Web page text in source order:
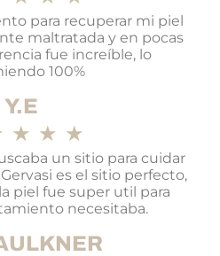
para recuperar mi piel
maltratada y en pocas
fue increíble, lo
100%
Y.E
★ ★ ★
un sitio para cuidar
es el sitio perfecto,
piel fue super util para
necesitaba.